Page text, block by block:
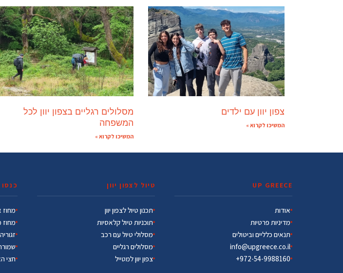
צפון יוון עם ילדים
המשיכו לקרוא »
מסלולים רגליים בצפון יוון לכל
המשפחה
המשיכו לקרוא »
UP GREECE
אודות
מדיניות פרטיות
תנאים כלליים וביטולים
info@upgreece.co.il
972-54-9988160+
טיול לצפון יוון
תכנון טיול לצפון יוון
תוכניות טיול קלאסיות
מסלולי טיול עם רכב
מסלולים רגליים
צפון יוון למטייל
מחוז
מחוז
זגוריה
חצי